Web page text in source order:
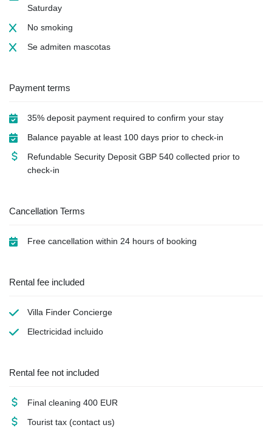
Saturday
No smoking
Se admiten mascotas
Payment terms
35% deposit payment required to confirm your stay
Balance payable at least 100 days prior to check-in
Refundable Security Deposit GBP 540 collected prior to
check-in
Cancellation Terms
Free cancellation within 24 hours of booking
Rental fee included
Villa Finder Concierge
Electricidad incluido
Rental fee not included
Final cleaning 400 EUR
Tourist tax (contact us)